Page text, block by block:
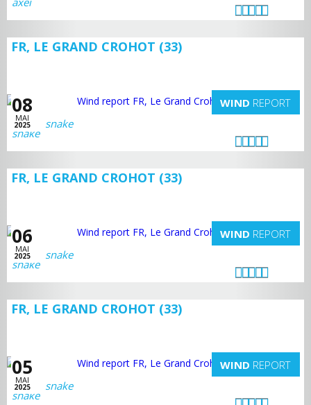
FR, LE GRAND CROHOT (33)
08
MAI
2025
WIND REPORT
snake
FR, LE GRAND CROHOT (33)
06
MAI
2025
WIND REPORT
snake
FR, LE GRAND CROHOT (33)
05
MAI
2025
WIND REPORT
snake